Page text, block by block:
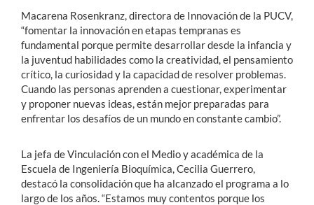
Macarena Rosenkranz, directora de Innovación de la PUCV,
“fomentar la innovación en etapas tempranas es
fundamental porque permite desarrollar desde la infancia y
la juventud habilidades como la creatividad, el pensamiento
crítico, la curiosidad y la capacidad de resolver problemas.
Cuando las personas aprenden a cuestionar, experimentar
y proponer nuevas ideas, están mejor preparadas para
enfrentar los desafíos de un mundo en constante cambio”.
La jefa de Vinculación con el Medio y académica de la
Escuela de Ingeniería Bioquímica, Cecilia Guerrero,
destacó la consolidación que ha alcanzado el programa a lo
largo de los años. “Estamos muy contentos porque los